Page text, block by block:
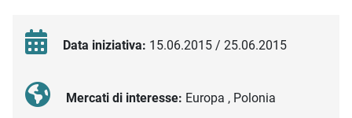
Data iniziativa: 15.06.2015 / 25.06.2015
Mercati di interesse: Europa , Polonia